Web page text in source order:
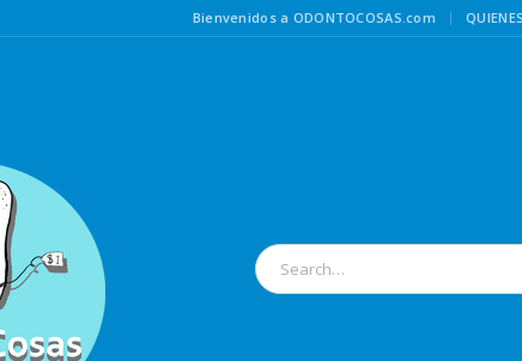
Bienvenidos a ODONTOCOSAS.com |